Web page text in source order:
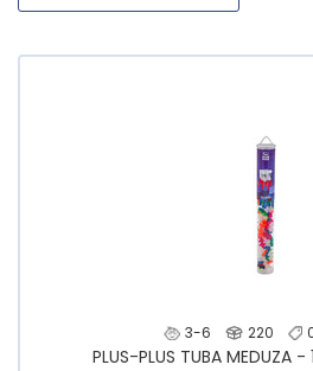
3-6 220
PLUS-PLUS TUBA MEDUZA -